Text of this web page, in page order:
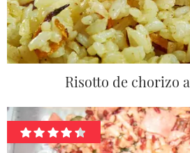
Risotto de chorizo